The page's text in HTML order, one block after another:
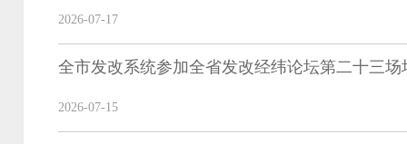
2026-07-17
全市发改系统参加全省发改经纬论坛第二十三场
2026-07-15